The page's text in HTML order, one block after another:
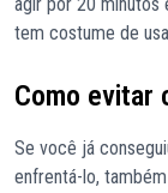
tem costume de
Como evitar
Se você já
enfrentá-lo,